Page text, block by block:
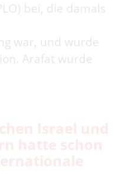
bei, die damals
war, und wurde
Arafat wurde